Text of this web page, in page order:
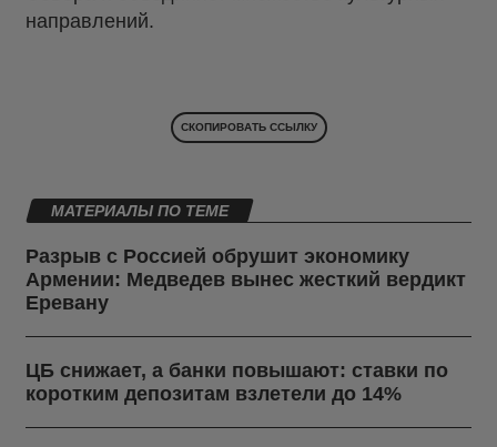
направлений.
СКОПИРОВАТЬ ССЫЛКУ
МАТЕРИАЛЫ ПО ТЕМЕ
Разрыв с Россией обрушит экономику
Армении: Медведев вынес жесткий вердикт
Еревану
ЦБ снижает, а банки повышают: ставки по
коротким депозитам взлетели до 14%